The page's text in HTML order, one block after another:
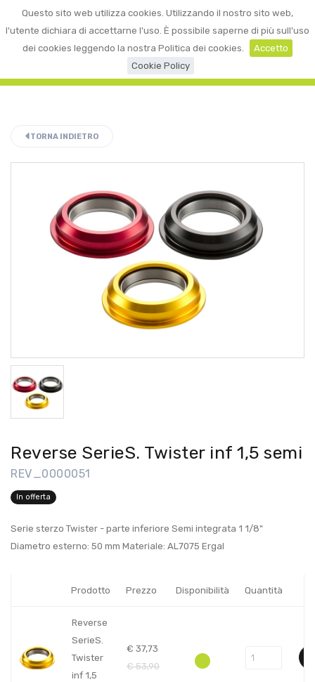
Questo sito web utilizza cookies. Utilizzando il nostro sito web,
l'utente dichiara di accettarne l'uso. È possibile saperne di più sull'uso
dei cookies leggendo la nostra Politica dei cookies.
Accetto
Cookie Policy
☰ 0
TORNA INDIETRO
Reverse SerieS. Twister inf 1,5 semi
REV_0000051
In offerta
Serie sterzo Twister - parte inferiore Semi integrata 1 1/8"
Diametro esterno: 50 mm Materiale: AL7075 Ergal
Prodotto Prezzo Disponibilità Quantità
Reverse
SerieS.
Twister
inf 1,5
€ 37,73
€53,90